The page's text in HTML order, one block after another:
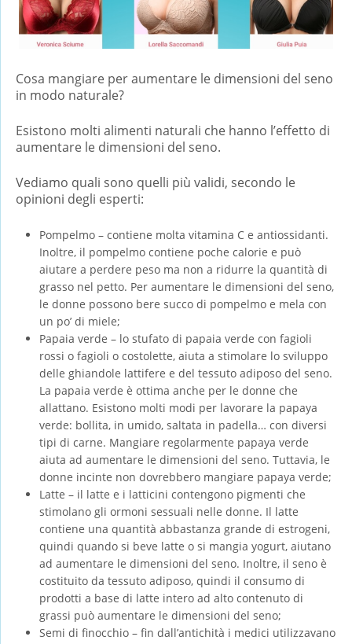
Cosa mangiare per aumentare le dimensioni del seno
in modo naturale?
Esistono molti alimenti naturali che hanno l’effetto di
aumentare le dimensioni del seno.
Vediamo quali sono quelli più validi, secondo le
opinioni degli esperti:
Pompelmo – contiene molta vitamina C e antiossidanti.
Inoltre, il pompelmo contiene poche calorie e può
aiutare a perdere peso ma non a ridurre la quantità di
grasso nel petto. Per aumentare le dimensioni del seno,
le donne possono bere succo di pompelmo e mela con
un po’ di miele;
Papaia verde – lo stufato di papaia verde con fagioli
rossi o fagioli o costolette, aiuta a stimolare lo sviluppo
delle ghiandole lattifere e del tessuto adiposo del seno.
La papaia verde è ottima anche per le donne che
allattano. Esistono molti modi per lavorare la papaya
verde: bollita, in umido, saltata in padella… con diversi
tipi di carne. Mangiare regolarmente papaya verde
aiuta ad aumentare le dimensioni del seno. Tuttavia, le
donne incinte non dovrebbero mangiare papaya verde;
Latte – il latte e i latticini contengono pigmenti che
stimolano gli ormoni sessuali nelle donne. Il latte
contiene una quantità abbastanza grande di estrogeni,
quindi quando si beve latte o si mangia yogurt, aiutano
ad aumentare le dimensioni del seno. Inoltre, il seno è
costituito da tessuto adiposo, quindi il consumo di
prodotti a base di latte intero ad alto contenuto di
grassi può aumentare le dimensioni del seno;
Semi di finocchio – fin dall’antichità i medici utilizzavano